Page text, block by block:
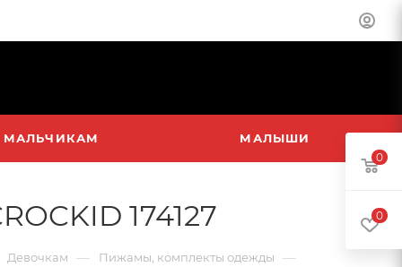
МАЛЬЧИКАМ МАЛЫШИ
174127
Девочкам — Пижамы, комплекты одежды —
0
0